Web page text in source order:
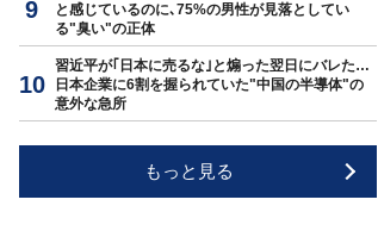
と感じているのに､75%の男性が見落としてい
る"臭い"の正体
習近平が｢日本に売るな｣と煽った翌日にバレた…
日本企業に6割を握られていた"中国の半導体"の
意外な急所
もっと見る